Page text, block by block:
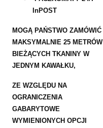
InPOST
MOGĄ PAŃSTWO ZAMÓWIĆ
MAKSYMALNIE 25 METRÓW
BIEŻĄCYCH TKANINY W
JEDNYM KAWAŁKU,
ZE WZGLĘDU NA
OGRANICZENIA
GABARYTOWE
WYMIENIONYCH OPCJI